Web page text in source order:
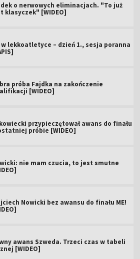
o nerwowych eliminacjach. "To już
klasyczek" [WIDEO]
w lekkoatletyce – dzień 1., sesja poranna
próba Fajdka na zakończenie
[WIDEO]
przypieczętował awans do finału
próbie [WIDEO]
nie mam czucia, to jest smutne
Nowicki bez awansu do finału ME!
awans Szweda. Trzeci czas w tabeli
[WIDEO]